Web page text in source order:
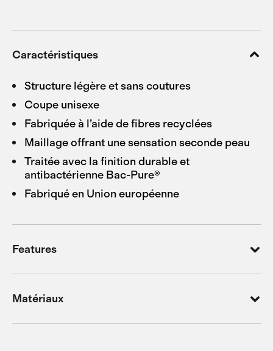
Caractéristiques
Structure légère et sans coutures
Coupe unisexe
Fabriquée à l’aide de fibres recyclées
Maillage offrant une sensation seconde peau
Traitée avec la finition durable et
antibactérienne Bac-Pure®
Fabriqué en Union européenne
Features
Matériaux